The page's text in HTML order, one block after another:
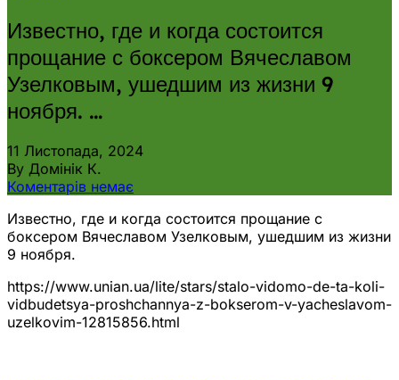
Известно, где и когда состоится
прощание с боксером Вячеславом
Узелковым, ушедшим из жизни 9
ноября. …
11 Листопада, 2024
By Домінік К.
Коментарів немає
Известно, где и когда состоится прощание с
боксером Вячеславом Узелковым, ушедшим из жизни
9 ноября.
https://www.unian.ua/lite/stars/stalo-vidomo-de-ta-koli-
vidbudetsya-proshchannya-z-bokserom-v-yacheslavom-
uzelkovim-12815856.html